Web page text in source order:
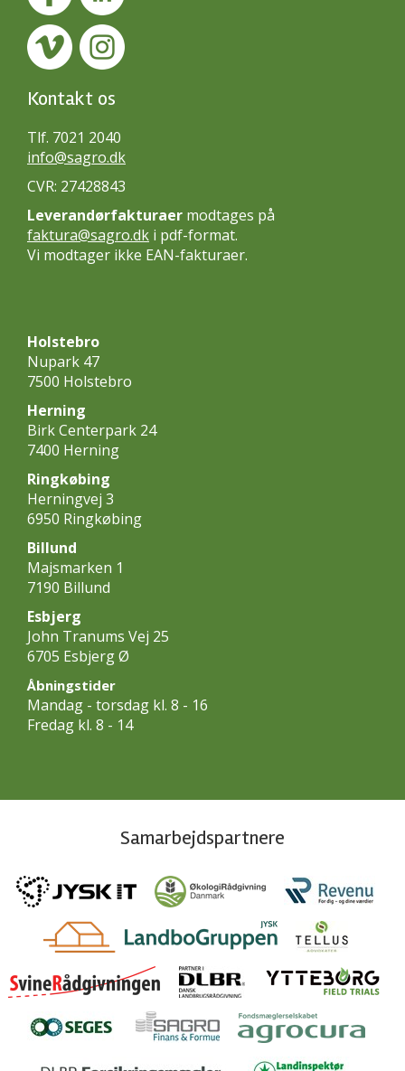
Kontakt os
Tlf. 7021 2040
info@sagro.dk
CVR: 27428843
Leverandørfakturaer modtages på
faktura@sagro.dk i pdf-format.
Vi modtager ikke EAN-fakturaer.
Holstebro
Nupark 47
7500 Holstebro
Herning
Birk Centerpark 24
7400 Herning
Ringkøbing
Herningvej 3
6950 Ringkøbing
Billund
Majsmarken 1
7190 Billund
Esbjerg
John Tranums Vej 25
6705 Esbjerg Ø
Åbningstider
Mandag - torsdag kl. 8 - 16
Fredag kl. 8 - 14
Samarbejdspartnere